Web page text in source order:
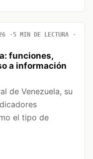
5 MIN DE LECTURA
funciones,
a información
de Venezuela, su
el tipo de